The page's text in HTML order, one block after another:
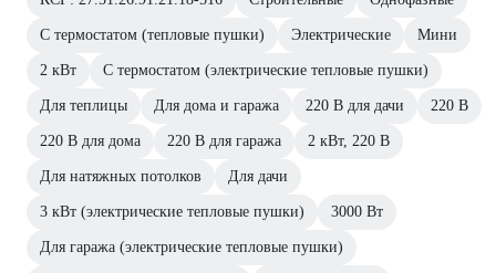
С термостатом (тепловые пушки) Электрические Мини
2 кВт С термостатом (электрические тепловые пушки)
Для теплицы Для дома и гаража 220 В для дачи 220 В
220 В для дома 220 В для гаража 2 кВт, 220 В
Для натяжных потолков Для дачи
3 кВт (электрические тепловые пушки) 3000 Вт
Для гаража (электрические тепловые пушки)